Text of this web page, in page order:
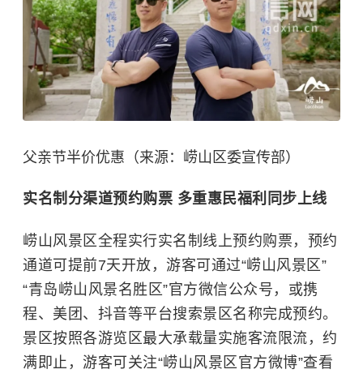
父亲节半价优惠（来源：崂山区委宣传部）
实名制分渠道预约购票 多重惠民福利同步上线
崂山风景区全程实行实名制线上预约购票，预约
通道可提前7天开放，游客可通过“崂山风景区”
“青岛崂山风景名胜区”官方微信公众号，或携
程、美团、抖音等平台搜索景区名称完成预约。
景区按照各游览区最大承载量实施客流限流，约
满即止，游客可关注“崂山风景区官方微博”查看